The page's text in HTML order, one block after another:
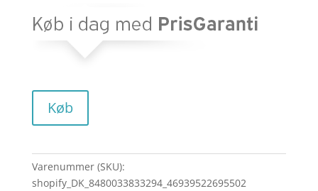
Køb
Varenummer (SKU):
shopify_DK_8480033833294_46939522695502